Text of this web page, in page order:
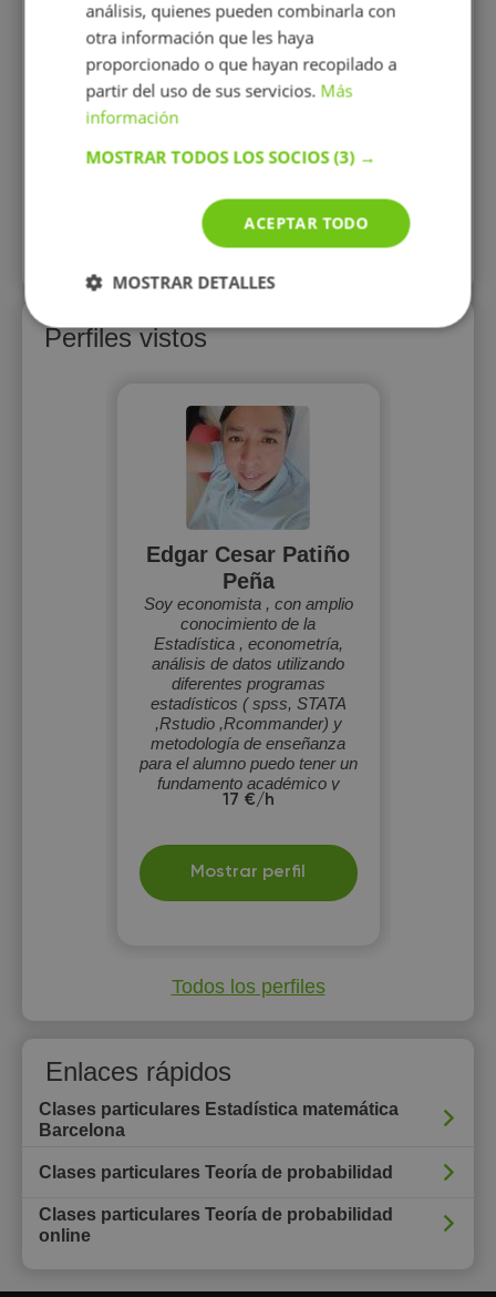
Más perfiles similares
Perfiles vistos
Edgar Cesar Patiño
Peña
Soy economista , con amplio
conocimiento de la
Estadística , econometría,
análisis de datos utilizando
diferentes programas
estadísticos ( spss, STATA
,Rstudio ,Rcommander) y
metodología de enseñanza
para el alumno puedo tener un
fundamento académico y
practico para su utilización en
profesional
17 €/h
Mostrar perfil
Todos los perfiles
Enlaces rápidos
Clases particulares Estadística matemática
Barcelona
Clases particulares Teoría de probabilidad
Clases particulares Teoría de probabilidad
online
análisis, quienes pueden combinarla con
otra información que les haya
proporcionado o que hayan recopilado a
partir del uso de sus servicios. Más
información
MOSTRAR TODOS LOS SOCIOS(3) →
ACEPTAR TODO
MOSTRAR DETALLES